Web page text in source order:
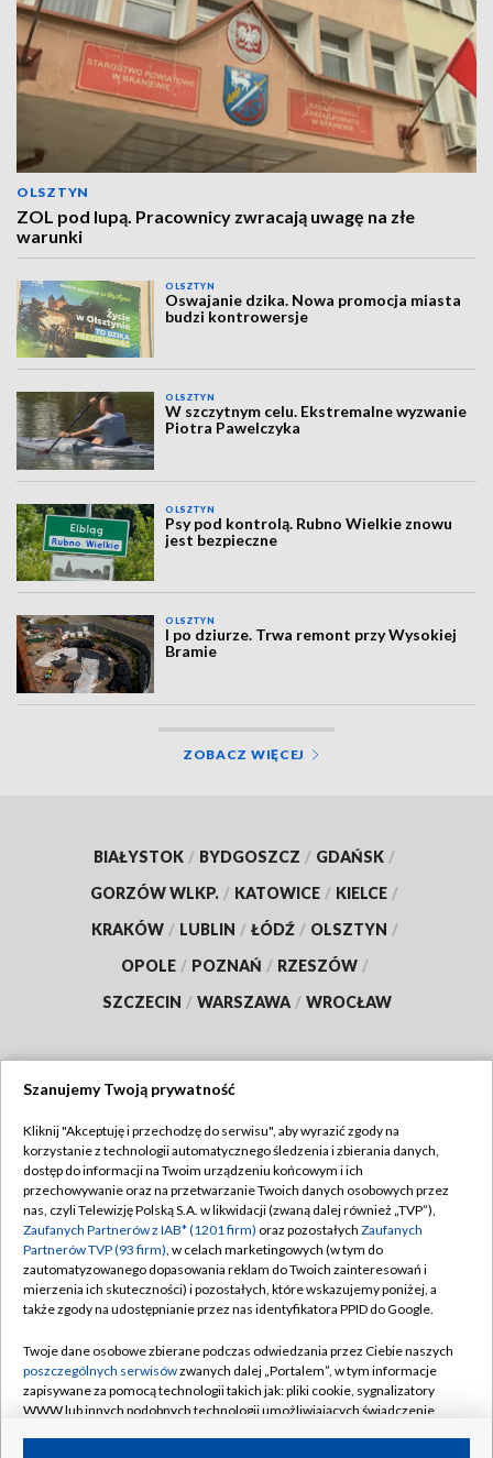
OLSZTYN
ZOL pod lupą. Pracownicy zwracają uwagę na złe
warunki
OLSZTYN
Oswajanie dzika. Nowa promocja miasta
budzi kontrowersje
OLSZTYN
W szczytnym celu. Ekstremalne wyzwanie
Piotra Pawelczyka
OLSZTYN
Psy pod kontrolą. Rubno Wielkie znowu
jest bezpieczne
OLSZTYN
I po dziurze. Trwa remont przy Wysokiej
Bramie
ZOBACZ WIĘCEJ
BIAŁYSTOK / BYDGOSZCZ / GDAŃSK /
GORZÓW WLKP. / KATOWICE / KIELCE /
KRAKÓW / LUBLIN / ŁÓDŹ / OLSZTYN /
OPOLE / POZNAŃ / RZESZÓW /
SZCZECIN / WARSZAWA / WROCŁAW
TVP
Abonament TVP
Emisja w TVP
Centrum informacji TVP
Naziemna Telewizja Cyfrowa
Rada Programowa
System NOS
Informacje o nadawcy
Regulamin TVP
Polityka prywatności
Moje zgody
Pomoc
Kontakt
Kanały
Szanujemy Twoją prywatność
Kliknij "Akceptuję i przechodzę do serwisu", aby wyrazić zgody na
korzystanie z technologii automatycznego śledzenia i zbierania danych,
dostęp do informacji na Twoim urządzeniu końcowym i ich
przechowywanie oraz na przetwarzanie Twoich danych osobowych przez
nas, czyli Telewizję Polską S.A. w likwidacji (zwaną dalej również „TVP”),
Zaufanych Partnerów z IAB* (1201 firm) oraz pozostałych Zaufanych
Partnerów TVP (93 firm), w celach marketingowych (w tym do
zautomatyzowanego dopasowania reklam do Twoich zainteresowań i
mierzenia ich skuteczności) i pozostałych, które wskazujemy poniżej, a
także zgody na udostępnianie przez nas identyfikatora PPID do Google.
Twoje dane osobowe zbierane podczas odwiedzania przez Ciebie naszych
poszczególnych serwisówzwanych dalej „Portalem”, w tym informacje
zapisywane za pomocą technologii takich jak: pliki cookie, sygnalizatory
WWW lub innych podobnych technologii umożliwiających świadczenie